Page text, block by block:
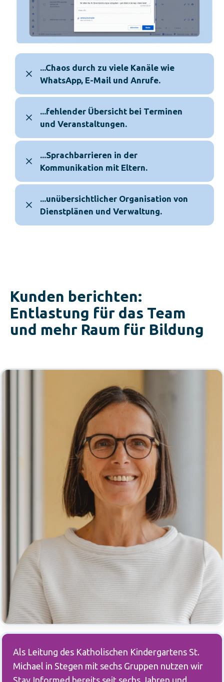
...Chaos durch zu viele Kanäle wie
WhatsApp, E-Mail und Anrufe.
...fehlender Übersicht bei Terminen
und Veranstaltungen.
...Sprachbarrieren in der
Kommunikation mit Eltern.
...unübersichtlicher Organisation von
Dienstplänen und Verwaltung.
Kunden berichten:
Entlastung für das Team
und mehr Raum für Bildung
Als Leitung des Katholischen Kindergartens St.
Michael in Stegen mit sechs Gruppen nutzen wir